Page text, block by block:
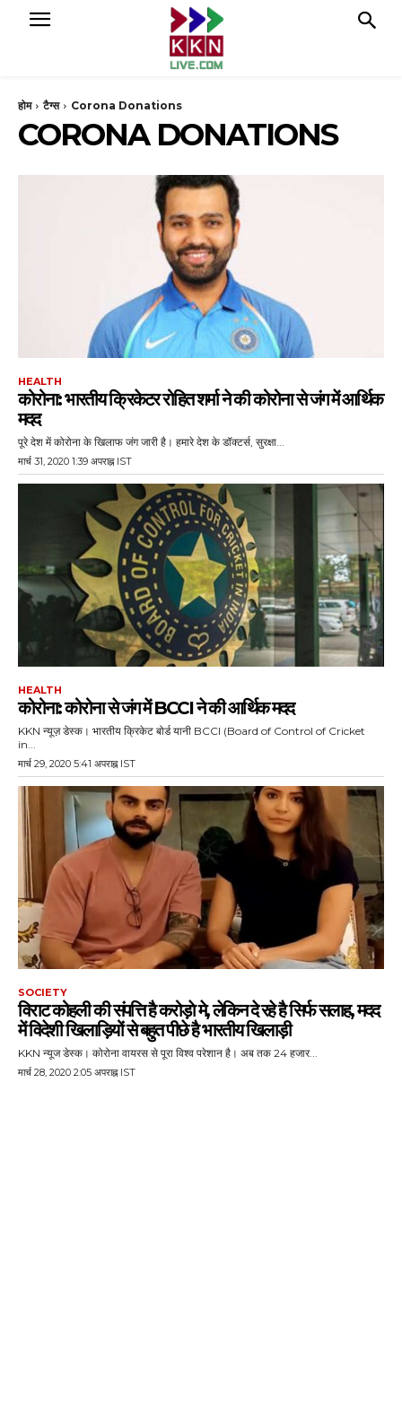
होम टैग्स Corona Donations
CORONA DONATIONS
HEALTH
कोरोना: भारतीय क्रिकेटर रोहित शर्मा ने की कोरोना से जंग में आर्थिक
मदद
पूरे देश में कोरोना के खिलाफ जंग जारी है। हमारे देश के डॉक्टर्स, सुरक्षा...
मार्च 31, 2020 1:39 अपराह्न IST
HEALTH
कोरोना: कोरोना से जंग में BCCI ने की आर्थिक मदद
KKN न्यूज़ डेस्क। भारतीय क्रिकेट बोर्ड यानी BCCI (Board of Control of Cricket
in...
मार्च 29, 2020 5:41 अपराह्न IST
SOCIETY
विराट कोहली की संपत्ति है करोड़ाे मे, लेकिन दे रहे है सिर्फ सलाह, मदद
में विदेशी खिलाड़ियों से बहुत पीछे है भारतीय खिलाड़ी
KKN न्‍यूज डेस्‍क। कोरोना वायरस से पूरा विश्व परेशान है। अब तक 24 हजार...
मार्च 28, 2020 2:05 अपराह्न IST